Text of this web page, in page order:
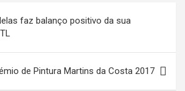
faz balanço positivo da sua
de Pintura Martins da Costa 2017